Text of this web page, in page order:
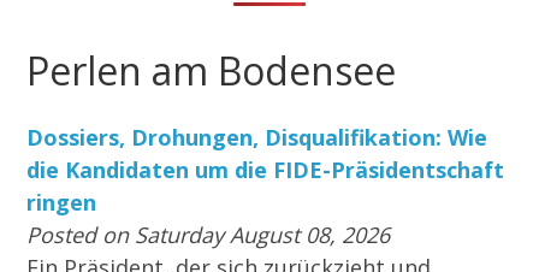
Perlen am Bodensee
Dossiers, Drohungen, Disqualifikation: Wie
die Kandidaten um die FIDE-Präsidentschaft
ringen
Posted on Saturday August 08, 2026